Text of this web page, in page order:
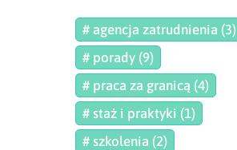
# agencja zatrudnienia (3)
# porady (9)
# praca za granicą (4)
# staż i praktyki (1)
# szkolenia (2)